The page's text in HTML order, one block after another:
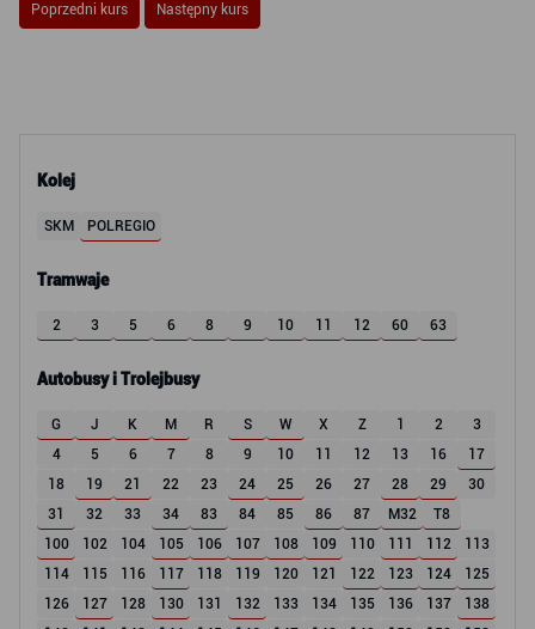
Kolej
SKM POLREGIO
Tramwaje
2 3 5 6 8 9 10 11 12 60 63
Autobusy i Trolejbusy
G J K M R S W X Z 1 2
3
4
5 6 7 8 9 10 11 12 13 16
17
18
19 21 22 23 24 25 26 27 28 29
30
31
32 33 34 83 84 85 86 87 M32
T8
100
102 104 105 106 107 108 109 110 111 112
113
114
115 116 117 118 119 120 121 122 123 124
125
126
127 128 130 131 132 133 134 135 136 137
138
Poprzedni kurs Następny kurs